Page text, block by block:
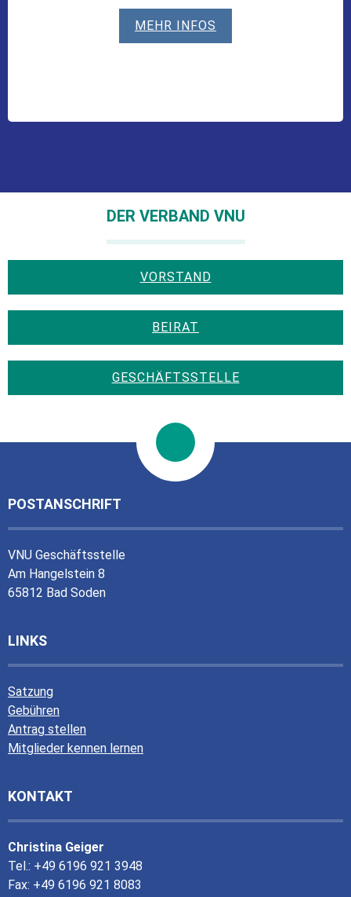
MEHR INFOS
DER VERBAND VNU
VORSTAND
BEIRAT
GESCHÄFTSSTELLE
POSTANSCHRIFT
VNU Geschäftsstelle
Am Hangelstein 8
65812 Bad Soden
LINKS
Satzung
Gebühren
Antrag stellen
Mitglieder kennen lernen
KONTAKT
Christina Geiger
Tel.: +49 6196 921 3948
Fax: +49 6196 921 8083